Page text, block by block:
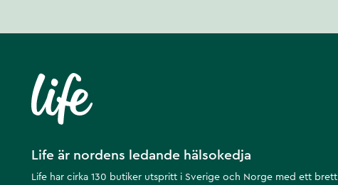
Life är nordens ledande hälsokedja
Life har cirka 130 butiker utspritt i Sverige och Norge med ett brett